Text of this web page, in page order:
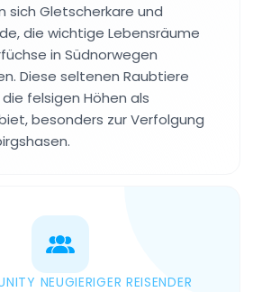
sich Gletscherkare und
die wichtige Lebensräume
in Südnorwegen
Diese seltenen Raubtiere
felsigen Höhen als
besonders zur Verfolgung
NEUGIERIGER REISENDER